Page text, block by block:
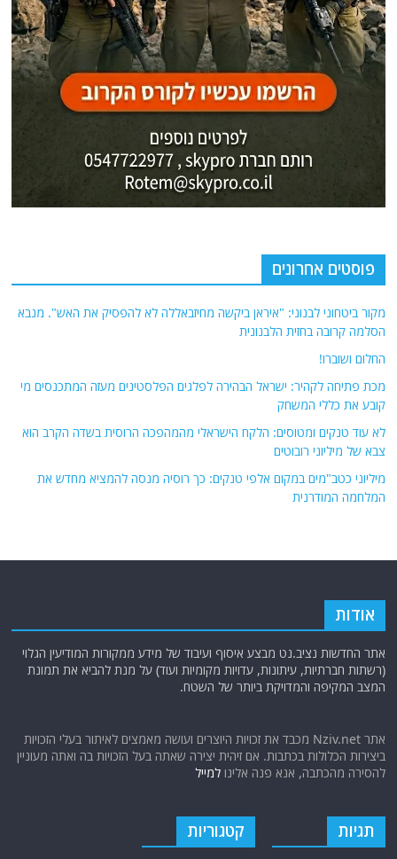
פוסטים אחרונים
מקור ביטחוני לבנוני: "איראן ביקשה מחיזבאללה לא להפסיק את האש". מנבא
הסלמה קרובה בחזית הלבנונית
החלום ושוברו!
מכת פתיחה לקהיר: ישראל הבהירה לפלגים הפלסטינים מעזה המתכנסים מי
קובע את כללי המשחק
לא עוד טנקים ומטוסים: הלקח הישראלי מהמהפכה הרוסית בשדה הקרב הוא
צבא של מיליוני רובוטים
מיליוני כטב"מים במקום אלפי טנקים: כך רוסיה מנסה להמציא מחדש את
המלחמה המודרנית
אודות
אתר החדשות נציב.נט מבצע איסוף ועיבוד של מידע ממקורות המודיעין הגלוי
(רשתות חברתיות, עיתונות, עדויות מקומיות ועוד) על מנת להביא את תמונת
המצב המקיפה והמדויקת ביותר של השטח.
אתר Nziv.net מכבד את זכויות היוצרים ועושה מאמצים לאיתור בעלי הזכויות
ביצירות הכלולות בכתבות. אם זיהית יצירה שאתה בעל הזכויות בה ואתה מעוניין
להסירה מהכתבה, אנא פנה אלינולמייל
תגיות קטגוריות